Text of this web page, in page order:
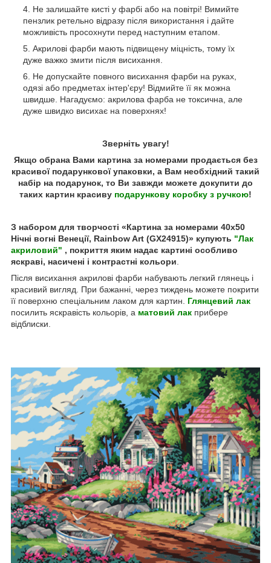
Не залишайте кисті у фарбі або на повітрі! Вимийте
пензлик ретельно відразу після використання і дайте
можливість просохнути перед наступним етапом.
Акрилові фарби мають підвищену міцність, тому їх
дуже важко змити після висихання.
Не допускайте повного висихання фарби на руках,
одязі або предметах інтер'єру! Відмийте її як можна
швидше. Нагадуємо: акрилова фарба не токсична, але
дуже швидко висихає на поверхнях!
Зверніть увагу!
Якщо обрана Вами картина за номерами продається без
красивої подарункової упаковки, а Вам необхідний такий
набір на подарунок, то Ви завжди можете докупити до
таких картин красиву подарункову коробку з ручкою!
З набором для творчості «Картина за номерами 40x50
Нічні вогні Венеції, Rainbow Art (GX24915)» купують "Лак
акриловий" , покриття яким надає картині особливо
яскраві, насичені і контрастні кольори
Після висихання акрилові фарби набувають легкий глянець і
красивий вигляд. При бажанні, через тиждень можете покрити
її поверхню спеціальним лаком для картин. Глянцевий лак
посилить яскравість кольорів, а матовий лак прибере
відблиски.